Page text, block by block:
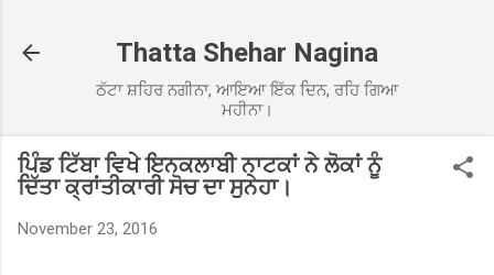
Thatta Shehar Nagina
ਠੱਟਾ ਸ਼ਹਿਰ ਨਗੀਨਾ, ਆਇਆ ਇੱਕ ਦਿਨ, ਰਹਿ ਗਿਆ
ਮਹੀਨਾ।
ਪਿੰਡ ਟਿੱਬਾ ਵਿਖੇ ਇਨਕਲਾਬੀ ਨਾਟਕਾਂ ਨੇ ਲੋਕਾਂ ਨੂੰ
ਦਿੱਤਾ ਕ੍ਰਾਂਤੀਕਾਰੀ ਸੋਚ ਦਾ ਸੁਨੇਹਾ।
November 23, 2016